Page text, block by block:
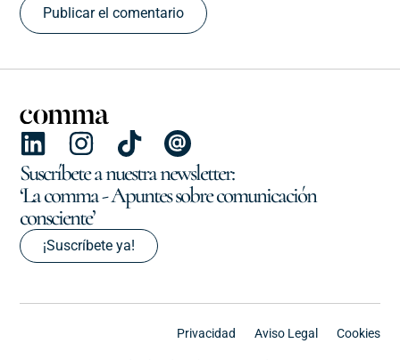
Suscríbete a nuestra newsletter:
‘La comma - Apuntes sobre comunicación
consciente’
¡Suscríbete ya!
Privacidad Aviso Legal Cookies